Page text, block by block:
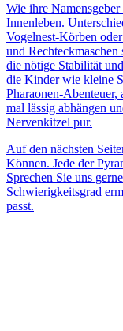
Wie ihre
Innenleben.
Vogelnest-Körben
und
die nötige Stabilität
die Kinder wie kleine
Pharaonen-Abenteuer,
mal lässig abhängen
Nervenkitzel pur.
Auf den nächsten
Können. Jede der
Sprechen Sie uns
Schwierigkeitsgrad
passt.